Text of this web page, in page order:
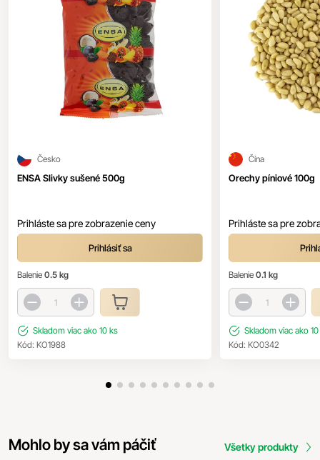
ENSA Slivky sušené 500g
Česko
Prihláste sa pre zobrazenie ceny
Prihlásiť sa
Balenie 0.5 kg
Skladom viac ako 10 ks
Kód: KO1988
Orechy píniové 100g
Čína
Prihláste sa pre
Balenie 0.1 kg
Skladom viac ako
Kód: KO0342
Mohlo by sa vám páčiť Všetky produkty